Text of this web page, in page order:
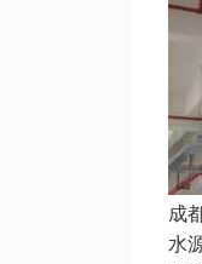
成
水